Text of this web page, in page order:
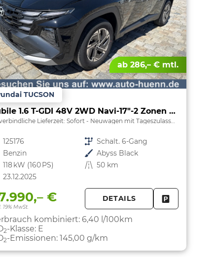
ab 286,– € mtl.
TUCSON
Jubile 1.6 T-GDI 48V 2WD Navi-17"-2 Zonen Klimaautomatik-LED-Kamera-Sofort
Lieferzeit: Sofort Neuwagen mit Tageszulassung
125176 Getriebe Schalt. 6-Gang
Benzin Außenfarbe Abyss Black
118 kW (160 PS) Kilometerstand 50 km
23.12.2025
€
19% MwSt.
DETAILS
kombiniert: 6,40 l/100km
2-Klasse: E
2-Emissionen: 145,00 g/km